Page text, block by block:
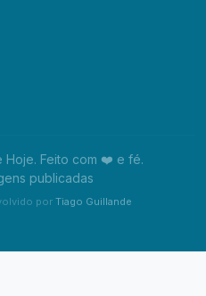
Hoje. Feito com ❤️ e fé.
publicadas
por Tiago Guillande